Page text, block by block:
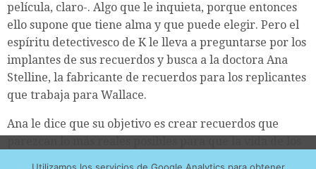
película, claro-. Algo que le inquieta, porque entonces
ello supone que tiene alma y que puede elegir. Pero el
espíritu detectivesco de K le lleva a preguntarse por los
implantes de sus recuerdos y busca a la doctora Ana
Stelline, la fabricante de recuerdos para los replicantes
que trabaja para Wallace.
Ana le dice que su objetivo es crear recuerdos que